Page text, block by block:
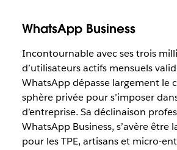
WhatsApp Business
Incontournable avec ses trois
d’utilisateurs actifs mensuels
WhatsApp dépasse largement le
sphère privée pour s’imposer
d’entreprise. Sa déclinaison
WhatsApp Business, s’avère être
pour les TPE, artisans et micro-